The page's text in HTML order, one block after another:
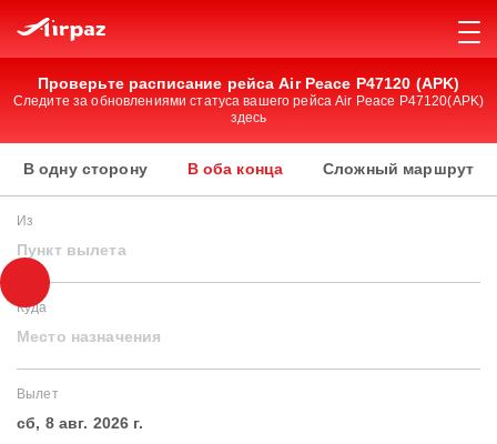
Проверьте расписание рейса Air Peace P47120 (APK)
Следите за обновлениями статуса вашего рейса Air Peace P47120(APK)
здесь
В одну сторону В оба конца Сложный маршрут
Из
Пункт вылета
Куда
Место назначения
Вылет
сб, 8 авг. 2026 г.